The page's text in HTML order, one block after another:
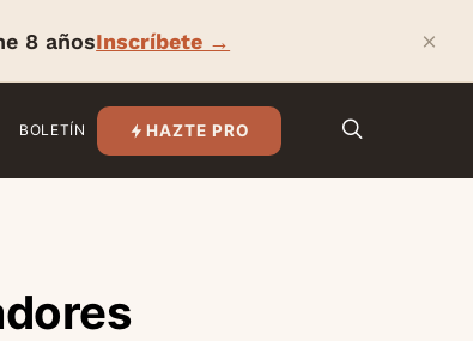
8 añosInscríbete → ×
BOLETÍN HAZTE PRO